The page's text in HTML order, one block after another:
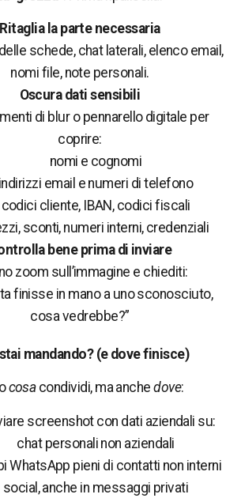
Ritaglia la parte necessaria
schede, chat laterali, elenco email,
nomi file, note personali.
Oscura dati sensibili
di blur o pennarello digitale per
coprire:
nomi e cognomi
indirizzi email e numeri di telefono
codici cliente, IBAN, codici fiscali
sconti, numeri interni, credenziali
bene prima di inviare
zoom sull’immagine e chiediti:
finisse in mano a uno sconosciuto,
cosa vedrebbe?”
mandando? (e dove finisce)
cosacondividi, ma anchedove:
screenshot con dati aziendali su:
chat personali non aziendali
WhatsApp pieni di contatti non interni
social, anche in messaggi privati